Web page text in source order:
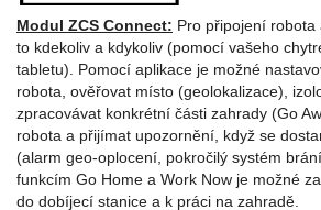
Modul ZCS Connect: Pro připojení
to kdekoliv a kdykoliv (pomocí vašeho
tabletu). Pomocí aplikace je možné
robota, ověřovat místo (geolokalizace),
zpracovávat konkrétní části zahrady (Go
robota a přijímat upozornění, když se
(alarm geo-oplocení, pokročilý systém
funkcím Go Home a Work Now je možné
do dobíjecí stanice a k práci na zahradě.